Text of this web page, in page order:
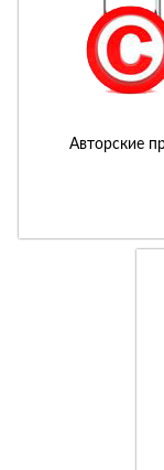
Авторские